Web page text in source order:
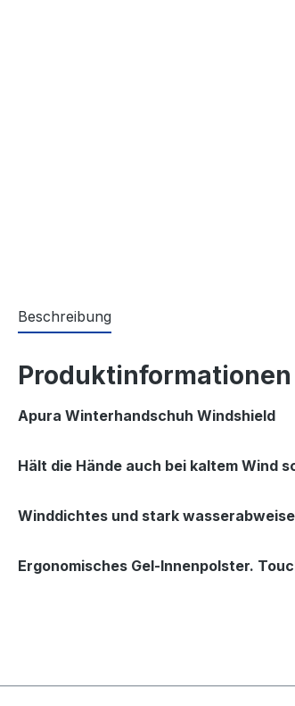
Beschreibung
Apura Winterhandschuh Windshield
Hält die Hände auch bei kaltem Wind
Winddichtes und stark
Ergonomisches Gel-Innenpolster.